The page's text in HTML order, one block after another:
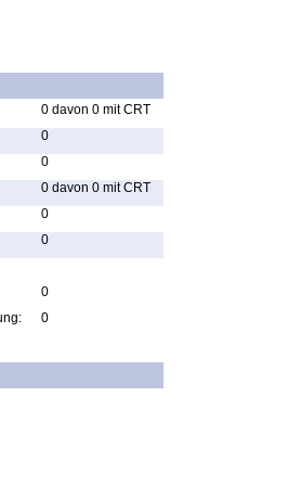
0 davon 0 mit CRT
0
0
0 davon 0 mit CRT
0
0
0
0